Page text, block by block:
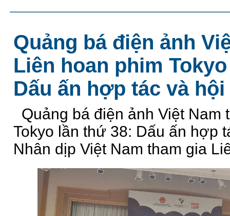
Quảng bá điện ảnh
Liên hoan phim
Dấu ấn hợp tác và hội
Quảng bá điện ảnh Việt Nam
Tokyo lần thứ 38: Dấu ấn hợp
Nhân dịp Việt Nam tham gia